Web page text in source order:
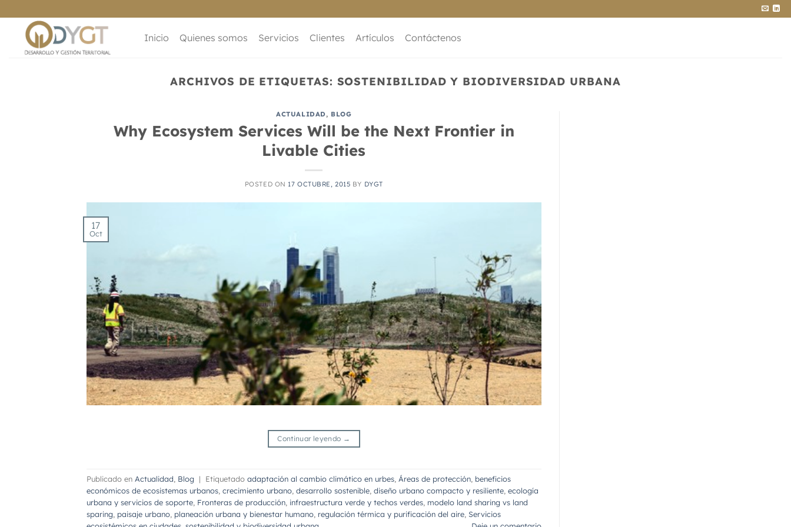
al
contenido
Inicio Quienes somos Servicios Clientes Artículos Contáctenos
ARCHIVOS DE ETIQUETAS: SOSTENIBILIDAD Y BIODIVERSIDAD URBANA
ACTUALIDAD, BLOG
Why Ecosystem Services Will be the Next Frontier in
Livable Cities
POSTED ON 17 OCTUBRE, 2015 BY DYGT
17
Oct
Continuar leyendo →
Publicado en Actualidad, Blog | Etiquetado adaptación al cambio climático en urbes, Áreas de protección, beneficios
económicos de ecosistemas urbanos, crecimiento urbano, desarrollo sostenible, diseño urbano compacto y resiliente, ecología
urbana y servicios de soporte, Fronteras de producción, infraestructura verde y techos verdes, modelo land sharing vs land
sparing, paisaje urbano, planeación urbana y bienestar humano, regulación térmica y purificación del aire, Servicios